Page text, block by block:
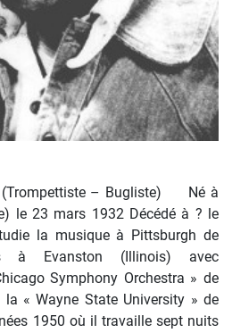
(Trompettiste – Bugliste) Né à
le 23 mars 1932 Décédé à ? le
la musique à Pittsburgh de
Evanston (Illinois) avec
Symphony Orchestra » de
« Wayne State University » de
1950 où il travaille sept nuits